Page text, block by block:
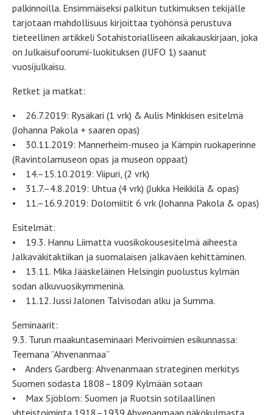
palkinnoilla. Ensimmäiseksi palkitun tutkimuksen tekijälle
tarjotaan mahdollisuus kirjoittaa työhönsä perustuva
tieteellinen artikkeli Sotahistorialliseen aikakauskirjaan, joka
on Julkaisufoorumi-luokituksen (JUFO 1) saanut
vuosijulkaisu.
Retket ja matkat:
• 26.7.2019: Rysäkari (1 vrk) & Aulis Minkkisen esitelmä
(Johanna Pakola + saaren opas)
• 30.11.2019: Mannerheim-museo ja Kämpin ruokaperinne
(Ravintolamuseon opas ja museon oppaat)
• 14.–15.10.2019: Viipuri, (2 vrk)
• 31.7.–4.8.2019: Uhtua (4 vrk) (Jukka Heikkilä & opas)
• 11.–16.9.2019: Dolomiitit 6 vrk (Johanna Pakola & opas)
Esitelmät:
• 19.3. Hannu Liimatta vuosikokousesitelmä aiheesta
Jalkaväkitaktiikan ja suomalaisen jalkaväen kehittäminen.
• 13.11. Mika Jääskeläinen Helsingin puolustus kylmän
sodan alkuvuosikymmeninä.
• 11.12. Jussi Jalonen Talvisodan alku ja Summa.
Seminaarit:
9.3. Turun maakuntaseminaari Merivoimien esikunnassa:
Teemana ”Ahvenanmaa”
• Anders Gardberg: Ahvenanmaan strateginen merkitys
Suomen sodasta 1808–1809 Kylmään sotaan
• Max Sjöblom: Suomen ja Ruotsin sotilaallinen